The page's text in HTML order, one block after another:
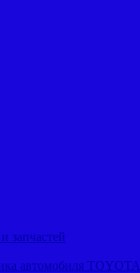
запчастей
автомобиля TOYOTA